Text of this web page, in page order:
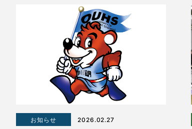
お知らせ 2026.02.27